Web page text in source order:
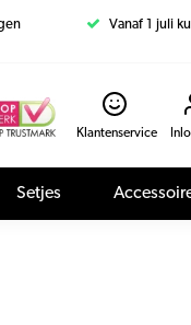
Vanaf 1 juli
Klantenservice
Setjes